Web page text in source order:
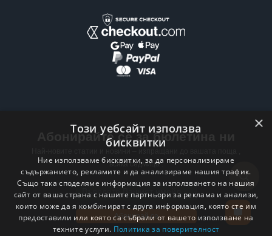
Абонирайте се за бюлетина ни
всяка седмица .
Email address
Абонирай се
×
Този уебсайт използва
бисквитки
Ние използваме бисквитки, за да персонализираме
съдържанието, рекламите и да анализираме нашия трафик.
Също така споделяме информация за използването на нашия
сайт от ваша страна с нашите партньори за реклама и анализи,
които може да я комбинират с друга информация, която сте им
предоставили или която са събрали от вашето използване на
техните услуги. Политика за поверителност